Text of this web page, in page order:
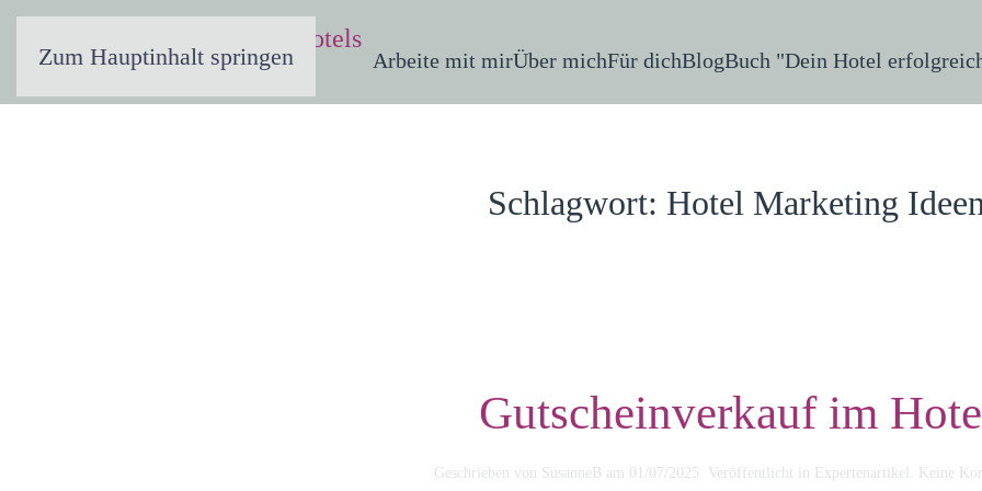
Zum Hauptinhalt springen Arbeite mit mirÜber michFür dichBlogBuch "Dein Hotel
Schlagwort: Hotel Marketing Ideen
Gutscheinverkauf im
Geschrieben von SusanneB am 01/07/2025. Veröffentlicht in Expertenartikel . Keine